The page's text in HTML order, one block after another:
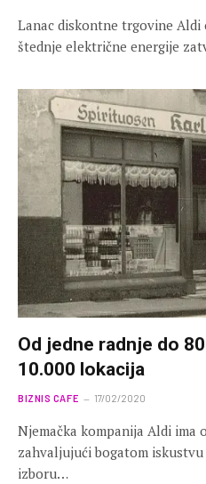
Lanac diskontne trgovine
štednje električne energije
Od jedne radnje do
10.000 lokacija
BIZNIS CAFE 17/02/2020
Njemačka kompanija Aldi ima
zahvaljujući bogatom
izboru…